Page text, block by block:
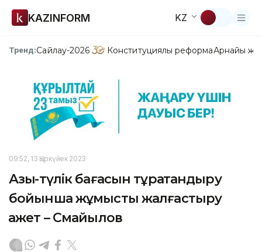
KAZINFORM KZ
Тренд:Сайлау-2026 Конституциялық реформаАрнайы
09:52, 13 Қыркүйек 2023
Азық-түлік бағасын тұрақтандыру
бойынша жұмысты жалғастыру
қажет – Смайылов